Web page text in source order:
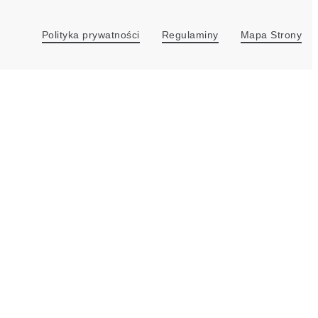
Polityka prywatności Regulaminy Mapa Strony